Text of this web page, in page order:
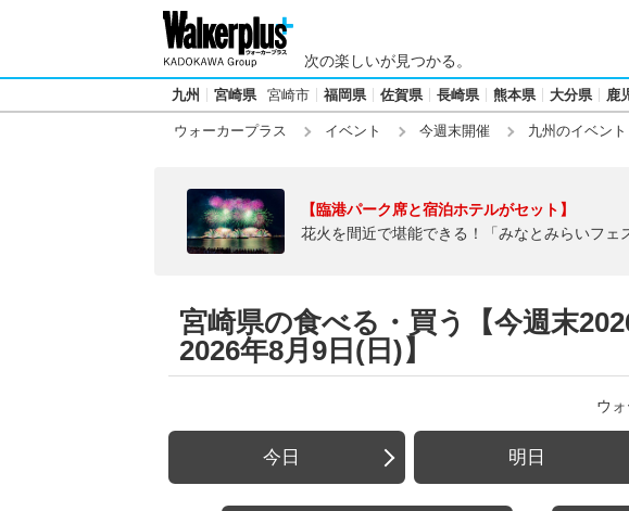
次の楽しいが見つかる。
九州 宮崎県 宮崎市 福岡県 佐賀県 長崎県 熊本県 大分県 鹿
ウォーカープラス イベント 今週末開催 九州のイベント
【臨港パーク席と宿泊ホテルがセット】
花火を間近で堪能できる！「みなとみらいフェ
宮崎県の食べる・買う【今週末
2026年8月9日(日)】
ウ
今日 明日